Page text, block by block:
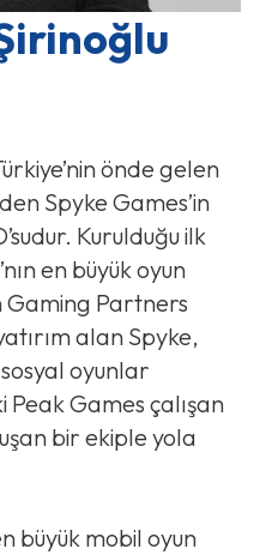
önde gelen
Spyke Games’in
Kurulduğu ilk
en büyük oyun
Gaming Partners
alan Spyke,
oyunlar
Games çalışan
bir ekiple yola
büyük mobil oyun